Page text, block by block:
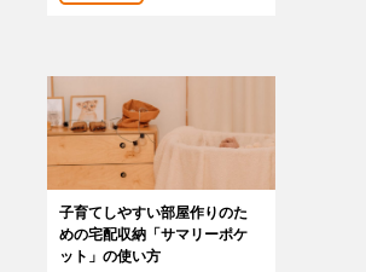
子育てしやすい部屋作りのた
めの宅配収納「サマリーポケ
ット」の使い方